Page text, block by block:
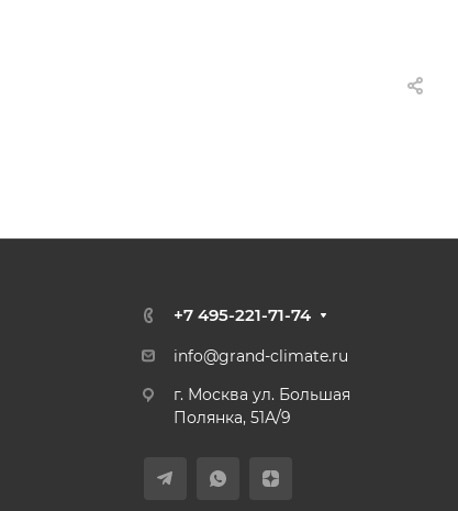
+7 495-221-71-74
info@grand-climate.ru
г. Москва ул. Большая
Полянка, 51А/9